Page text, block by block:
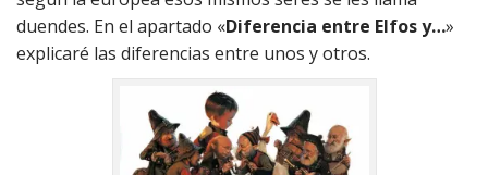
duendes. En el apartado «Diferencia entre Elfos y…»
explicaré las diferencias entre unos y otros.